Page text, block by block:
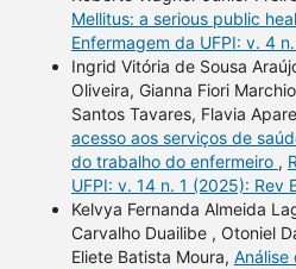
Mellitus: a serious public
Enfermagem da UFPI: v. 4
Ingrid Vitória de Sousa
Oliveira, Gianna Fiori
Santos Tavares, Flavia
acesso aos serviços de
do trabalho do enfermeiro ,
UFPI: v. 14 n. 1 (2025): Rev
Kelvya Fernanda Almeida
Carvalho Duailibe , Otoniel
Eliete Batista Moura, Análise